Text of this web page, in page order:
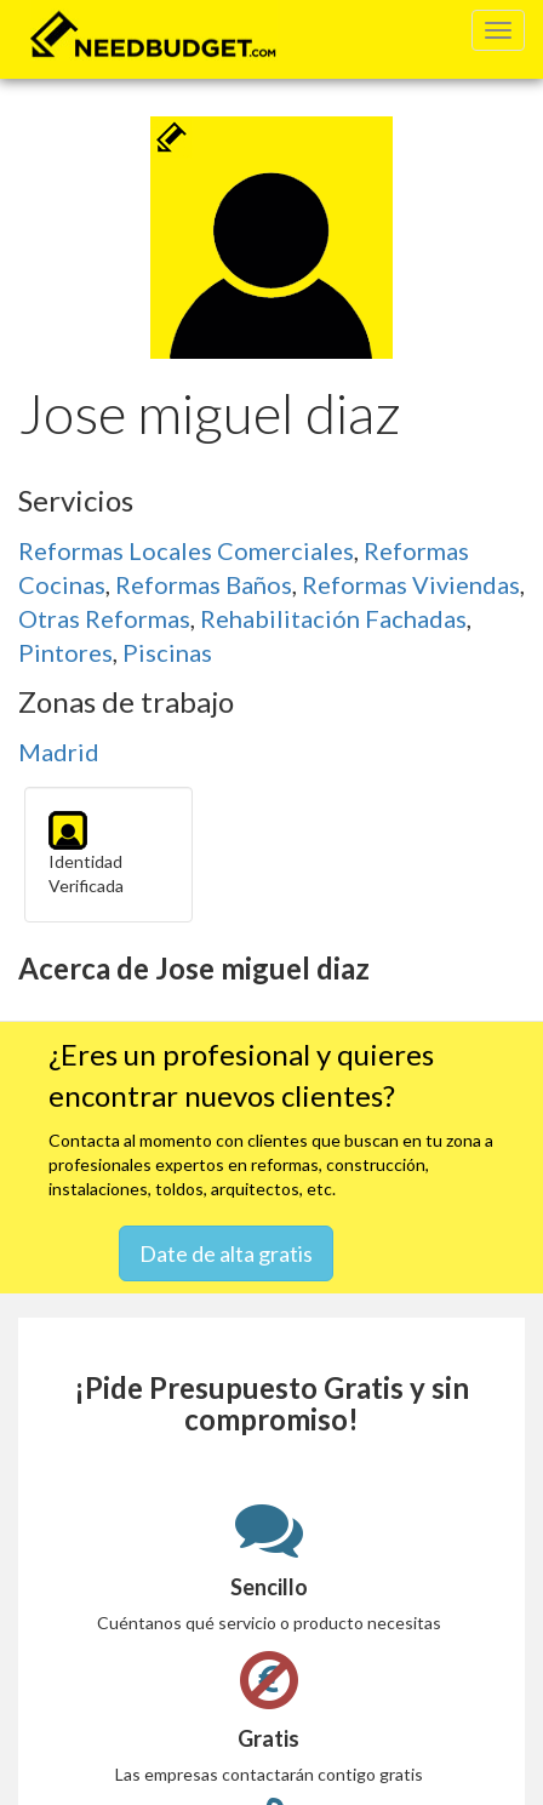
Jose miguel diaz
Servicios
Reformas Locales Comerciales, Reformas
Cocinas, Reformas Baños, Reformas Viviendas,
Otras Reformas, Rehabilitación Fachadas,
Pintores, Piscinas
Zonas de trabajo
Madrid
Identidad
Verificada
Acerca de Jose miguel diaz
¿Eres un profesional y quieres
encontrar nuevos clientes?
Contacta al momento con clientes que buscan en tu zona a
profesionales expertos en reformas, construcción,
instalaciones, toldos, arquitectos, etc.
Date de alta gratis
¡Pide Presupuesto Gratis y sin
compromiso!
Sencillo
Cuéntanos qué servicio o producto necesitas
Gratis
Las empresas contactarán contigo gratis